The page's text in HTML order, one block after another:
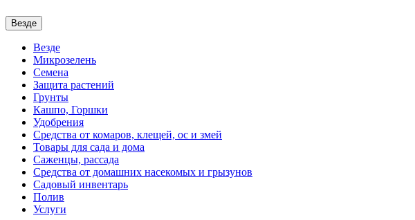
Везде
Везде
Микрозелень
Семена
Защита растений
Грунты
Кашпо, Горшки
Удобрения
Средства от комаров, клещей, ос и змей
Товары для сада и дома
Саженцы, рассада
Средства от домашних насекомых и грызунов
Садовый инвентарь
Полив
Услуги